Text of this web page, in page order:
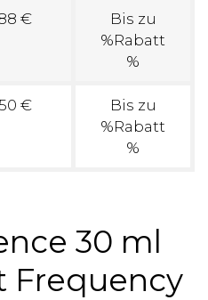
€
Bis zu
%Rabatt
%
€
Bis zu
%Rabatt
%
30 ml
Frequency